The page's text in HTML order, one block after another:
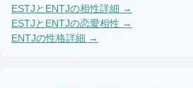
ESTJと ENTJの相性詳細 →
ESTJと ENTJの恋愛相性 →
ENTJの性格詳細 →